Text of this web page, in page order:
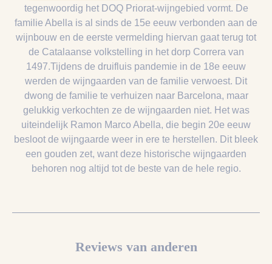
tegenwoordig het DOQ Priorat-wijngebied vormt. De
familie Abella is al sinds de 15e eeuw verbonden aan de
wijnbouw en de eerste vermelding hiervan gaat terug tot
de Catalaanse volkstelling in het dorp Correra van
1497.Tijdens de druifluis pandemie in de 18e eeuw
werden de wijngaarden van de familie verwoest. Dit
dwong de familie te verhuizen naar Barcelona, maar
gelukkig verkochten ze de wijngaarden niet. Het was
uiteindelijk Ramon Marco Abella, die begin 20e eeuw
besloot de wijngaarde weer in ere te herstellen. Dit bleek
een gouden zet, want deze historische wijngaarden
behoren nog altijd tot de beste van de hele regio.
Reviews van anderen